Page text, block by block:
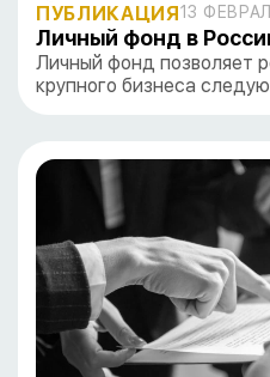
ПУБЛИКАЦИЯ13
Личный фонд в
Личный фонд позволяет
крупного бизнеса